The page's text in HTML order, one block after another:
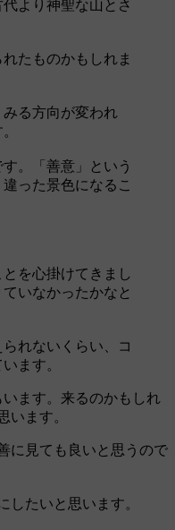
より神聖な山とさ
たものかもしれま
る方向が変われ
。「善意」という
った景色になるこ
を心掛けてきまし
いなかったかなと
れないくらい、コ
ます。
います。来るのかもしれ
います。
に見ても良いと思うので
したいと思います。